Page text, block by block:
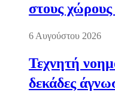
στους χώρους
6 Αυγούστου 2026
Τεχνητή
δεκάδες